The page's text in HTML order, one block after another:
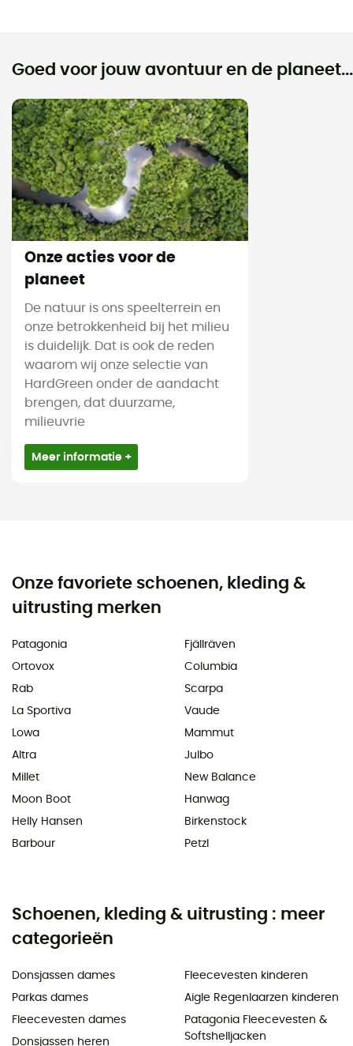
Goed voor jouw avontuur en de planeet...
Onze acties voor de
planeet
De natuur is ons speelterrein en
onze betrokkenheid bij het milieu
is duidelijk. Dat is ook de reden
waarom wij onze selectie van
HardGreen onder de aandacht
brengen, dat duurzame,
milieuvrie
Meer informatie +
Onze favoriete schoenen, kleding &
uitrusting merken
Patagonia
Ortovox
Rab
La Sportiva
Lowa
Altra
Millet
Moon Boot
Helly Hansen
Barbour
Fjällräven
Columbia
Scarpa
Vaude
Mammut
Julbo
New Balance
Hanwag
Birkenstock
Petzl
Schoenen, kleding & uitrusting : meer
categorieën
Donsjassen dames
Parkas dames
Fleecevesten dames
Donsjassen heren
Fleecevesten kinderen
Aigle Regenlaarzen kinderen
Patagonia Fleecevesten &
Softshelljacken